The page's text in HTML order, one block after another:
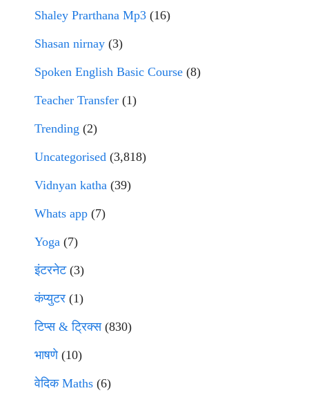
Shaley Prarthana Mp3 (16)
Shasan nirnay (3)
Spoken English Basic Course (8)
Teacher Transfer (1)
Trending (2)
Uncategorised (3,818)
Vidnyan katha (39)
Whats app (7)
Yoga (7)
इंटरनेट(3)
कंप्युटर (1)
टिप्स & ट्रिक्स(830)
भाषणे(10)
वेदिक Maths (6)